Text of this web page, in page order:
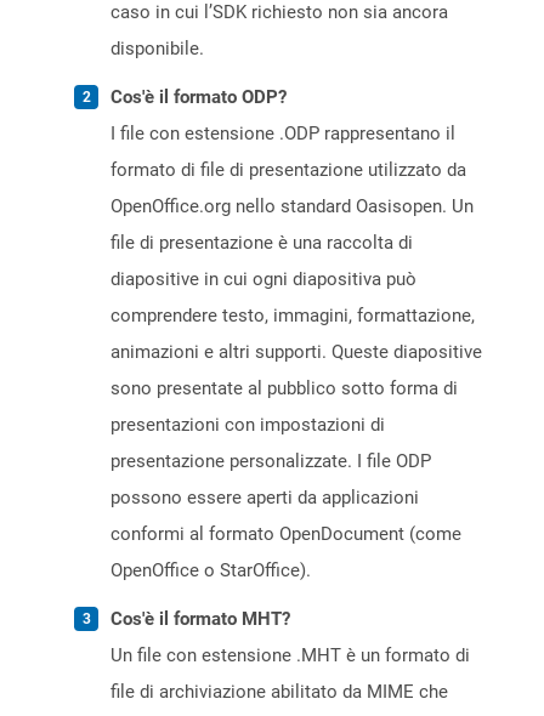
caso in cui l’SDK richiesto non sia ancora
disponibile.
Cos'è il formato ODP?
I file con estensione .ODP rappresentano il
formato di file di presentazione utilizzato da
OpenOffice.org nello standard Oasisopen. Un
file di presentazione è una raccolta di
diapositive in cui ogni diapositiva può
comprendere testo, immagini, formattazione,
animazioni e altri supporti. Queste diapositive
sono presentate al pubblico sotto forma di
presentazioni con impostazioni di
presentazione personalizzate. I file ODP
possono essere aperti da applicazioni
conformi al formato OpenDocument (come
OpenOffice o StarOffice).
Cos'è il formato MHT?
Un file con estensione .MHT è un formato di
file di archiviazione abilitato da MIME che